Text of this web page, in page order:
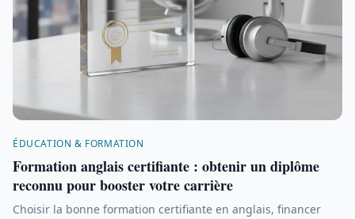
ÉDUCATION & FORMATION
Formation anglais certifiante : obtenir un diplôme
reconnu pour booster votre carrière
Choisir la bonne formation certifiante en anglais, financer